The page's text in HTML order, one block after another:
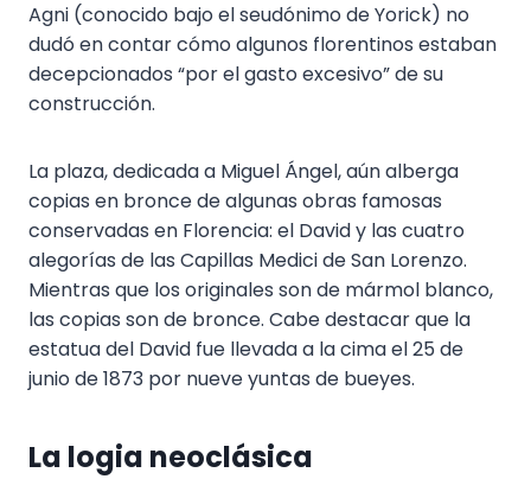
Agni (conocido bajo el seudónimo de Yorick) no
dudó en contar cómo algunos florentinos estaban
decepcionados “por el gasto excesivo” de su
construcción.
La plaza, dedicada a Miguel Ángel, aún alberga
copias en bronce de algunas obras famosas
conservadas en Florencia: el David y las cuatro
alegorías de las Capillas Medici de San Lorenzo.
Mientras que los originales son de mármol blanco,
las copias son de bronce. Cabe destacar que la
estatua del David fue llevada a la cima el 25 de
junio de 1873 por nueve yuntas de bueyes.
La logia neoclásica